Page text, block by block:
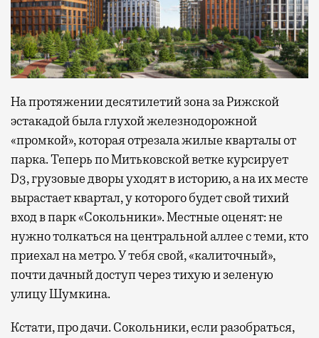
На протяжении десятилетий зона за Рижской
эстакадой была глухой железнодорожной
«промкой», которая отрезала жилые кварталы от
парка. Теперь по Митьковской ветке курсирует
D3, грузовые дворы уходят в историю, а на их месте
вырастает квартал, у которого будет свой тихий
вход в парк «Сокольники». Местные оценят: не
нужно толкаться на центральной аллее с теми, кто
приехал на метро. У тебя свой, «калиточный»,
почти дачный доступ через тихую и зеленую
улицу Шумкина.
Кстати, про дачи. Сокольники, если разобраться,